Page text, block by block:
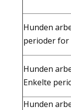
Hunden
perioder for
Hunden
Enkelte
Hunden